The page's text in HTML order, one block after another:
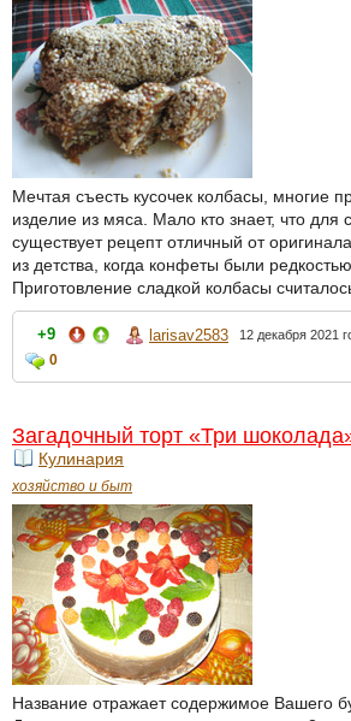
Мечтая съесть кусочек колбасы, многие
изделие из мяса. Мало кто знает, что для
существует рецепт отличный от
из детства, когда конфеты были
Приготовление сладкой колбасы
+9 larisav2583 12 декабря 2021
0
Загадочный торт «Три
Кулинария
хозяйство и быт
Название отражает содержимое Вашего